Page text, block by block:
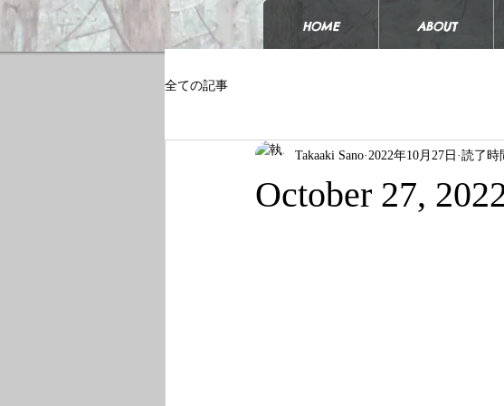
HOME ABOUT
全ての記事
October 27,
Takaaki Sano 2022年10月27日 読了時